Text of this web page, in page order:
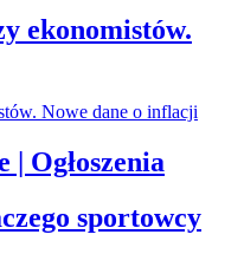
ekonomistów.
| Ogłoszenia
sportowcy